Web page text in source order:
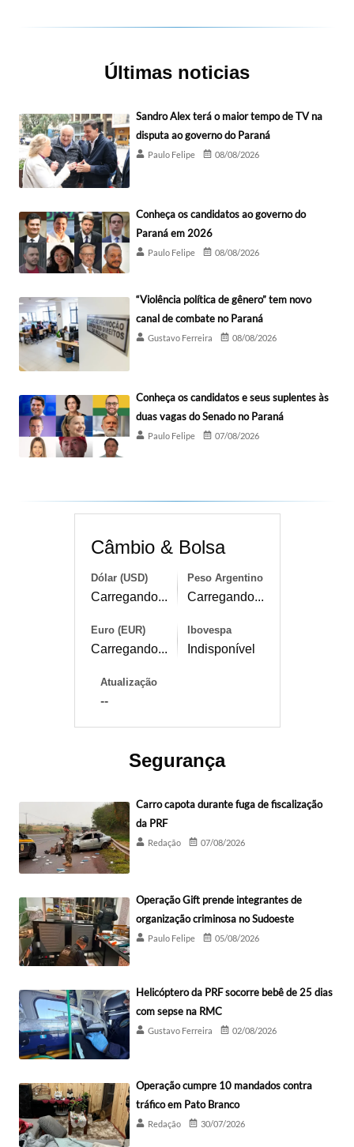
Últimas noticias
Sandro Alex terá o maior tempo de TV na
disputa ao governo do Paraná
Paulo Felipe 08/08/2026
Conheça os candidatos ao governo do
Paraná em 2026
Paulo Felipe 08/08/2026
“Violência política de gênero” tem novo
canal de combate no Paraná
Gustavo Ferreira 08/08/2026
Conheça os candidatos e seus suplentes às
duas vagas do Senado no Paraná
Paulo Felipe 07/08/2026
Câmbio & Bolsa
Dólar (USD)
Carregando...
Peso Argentino
Carregando...
Euro (EUR)
Carregando...
Ibovespa
Indisponível
Atualização
--
Segurança
Carro capota durante fuga de fiscalização
da PRF
Redação 07/08/2026
Operação Gift prende integrantes de
organização criminosa no Sudoeste
Paulo Felipe 05/08/2026
Helicóptero da PRF socorre bebê de 25 dias
com sepse na RMC
Gustavo Ferreira 02/08/2026
Operação cumpre 10 mandados contra
tráfico em Pato Branco
Redação 30/07/2026